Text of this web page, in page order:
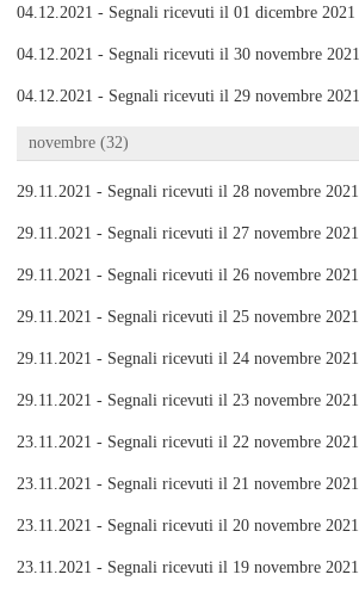
04.12.2021 - Segnali ricevuti il 01 dicembre 2021
04.12.2021 - Segnali ricevuti il 30 novembre 2021
04.12.2021 - Segnali ricevuti il 29 novembre 2021
novembre (32)
29.11.2021 - Segnali ricevuti il 28 novembre 2021
29.11.2021 - Segnali ricevuti il 27 novembre 2021
29.11.2021 - Segnali ricevuti il 26 novembre 2021
29.11.2021 - Segnali ricevuti il 25 novembre 2021
29.11.2021 - Segnali ricevuti il 24 novembre 2021
29.11.2021 - Segnali ricevuti il 23 novembre 2021
23.11.2021 - Segnali ricevuti il 22 novembre 2021
23.11.2021 - Segnali ricevuti il 21 novembre 2021
23.11.2021 - Segnali ricevuti il 20 novembre 2021
23.11.2021 - Segnali ricevuti il 19 novembre 2021